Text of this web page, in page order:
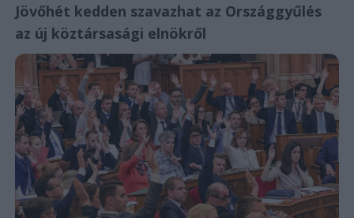
Jövőhét kedden szavazhat az Országgyűlés
az új köztársasági elnökről